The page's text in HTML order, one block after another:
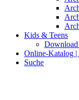
Kids & Teens
Online-Katalog |
Suche